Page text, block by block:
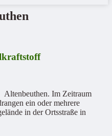
Im Zeitraum
ein oder mehrere
in der Ortsstraße in